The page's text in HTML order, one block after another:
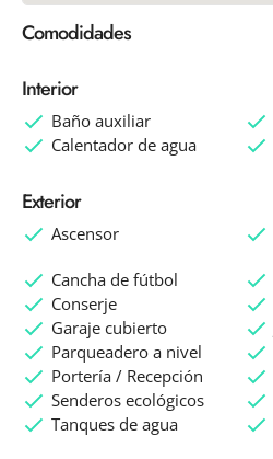
Comodidades
Interior
Baño auxiliar
Calentador de agua
Exterior
Ascensor
Cancha de fútbol
Conserje
Garaje cubierto
Parqueadero a nivel
Portería / Recepción
Senderos ecológicos
Tanques de agua